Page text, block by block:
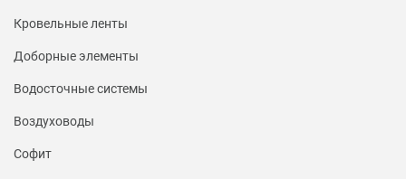
Кровельные ленты
Доборные элементы
Водосточные системы
Воздуховоды
Софит